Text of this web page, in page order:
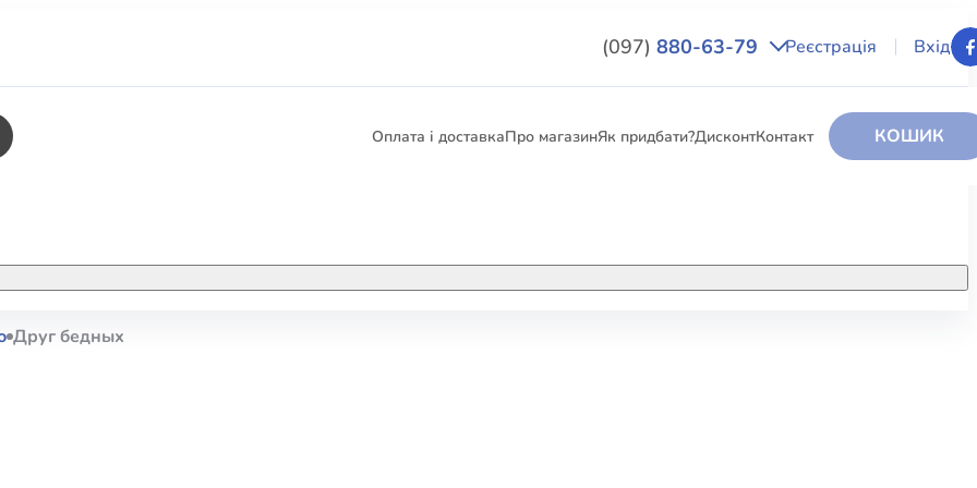
(097) 880-63-79 Реєстрація Вхід
Оплата і доставкаПро магазинЯк придбати?ДисконтКонтакт КОШИК
ЕЛЕКТРОННІ КНИГИ
Друг бедных